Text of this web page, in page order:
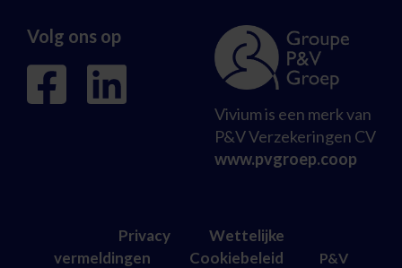
Volg ons op
Vivium is een merk van
P&V Verzekeringen CV
www.pvgroep.coop
Privacy
Wettelijke
vermeldingen
Cookiebeleid P&V